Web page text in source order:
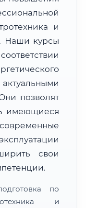
дней
и просмотра
и
Наши курсы
позволят
имеющиеся
свои
по
и